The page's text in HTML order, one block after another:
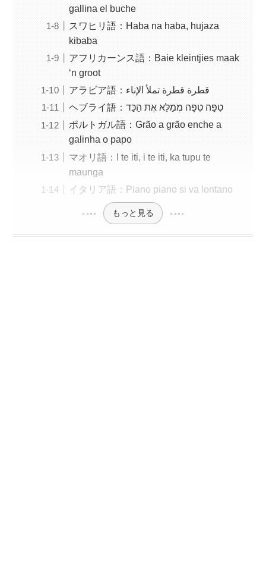
gallina el buche
スワヒリ語：Haba na haba, hujaza
kibaba
アフリカーンス語：Baie kleintjies maak
‘n groot
アラビア語：قطرة قطرة تملأ الإناء
ヘブライ語：טִפָּה טִפָּה מְמַלֵּא אֶת הַכַּד
ポルトガル語：Grão a grão enche a
galinha o papo
マオリ語：I te iti, i te iti, ka tupu te
maunga
イタリア語：Piano piano si va lontano
もっと見る